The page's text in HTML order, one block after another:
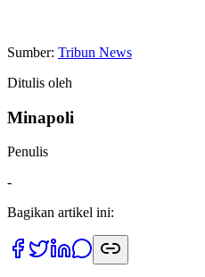
Sumber: Tribun News
Ditulis oleh
Minapoli
Penulis
-
Bagikan artikel ini: